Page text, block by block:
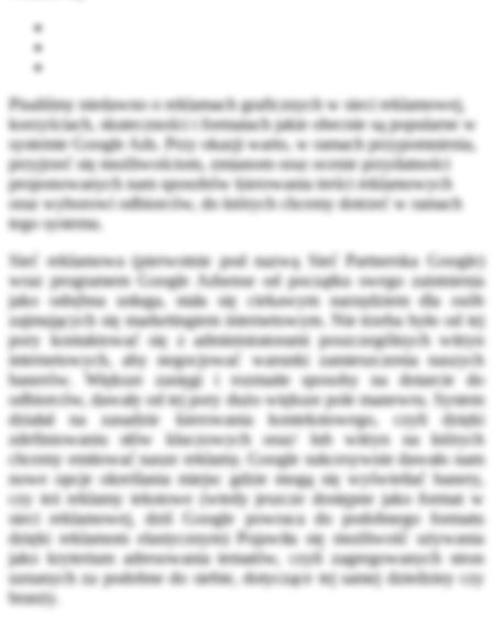
Pisaliśmy niedawno o reklamach graficznych w sieci reklamowej,
korzyściach, skuteczności i formatach jakie obecnie są popularne w
systemie Google Ads. Przy okazji warto, w ramach przypomnienia,
przyjrzeć się możliwościom, zmianom oraz ocenie przydatności
proponowanych nam sposobów kierowania treści reklamowych
oraz wyborowi odbiorców, do których chcemy dotrzeć w ramach
tego systemu.
Sieć reklamowa (pierwotnie pod nazwą Sieć Partnerska Google)
wraz programem Google Adsense od początku swego zaistnienia
jako odrębna usługa, stała się ciekawym narzędziem dla osób
zajmujących się marketingiem internetowym. Nie trzeba było od tej
pory kontaktować się z administratorami poszczególnych witryn
internetowych, aby negocjować warunki zamieszczenia naszych
banerów. Większe zasięgi i rozmaite sposoby na dotarcie do
odbiorców, dawały od tej pory dużo większe pole manewru. System
działał na zasadzie kierowania kontekstowego, czyli dzięki
zdefiniowaniu słów kluczowych oraz/ lub witryn na których
chcemy emitować nasze reklamy. Google sukcesywnie dawało nam
nowe opcje określania miejsc gdzie mogą się wyświetlać banery,
czy też reklamy tekstowe (wtedy jeszcze dostępne jako format w
sieci reklamowej, dziś Google powraca do podobnego formatu
dzięki reklamom elastycznym) Pojawiła się możliwość używania
jako kryterium adresowania tematów, czyli zagregowanych stron
uznanych za podobne do siebie, dotyczące tej samej dziedziny czy
branży.